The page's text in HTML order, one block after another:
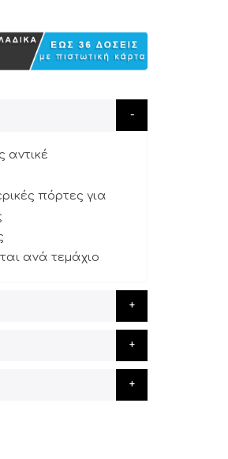
αντικέ
πόρτες για
ανά τεμάχιο